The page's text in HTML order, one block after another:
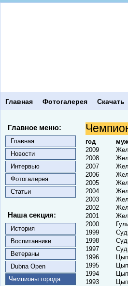
Главная Фотогалерея Скачать
Главное меню:
Главная
Новости
Интервью
Фотогалерея
Статьи
Наша секция:
История
Воспитанники
Ветераны
Dubna Open
Чемпионы города
год
2009
2008
2007
2006
2005
2004
2003
2002
2001
2000
1999
1998
1997
1996
1995
1994
1993